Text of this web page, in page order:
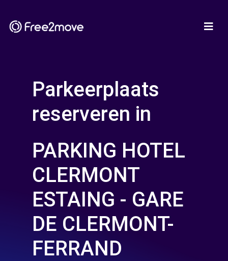
Parkeerplaats
reserveren in
PARKING HOTEL
CLERMONT
ESTAING - GARE
DE CLERMONT-
FERRAND